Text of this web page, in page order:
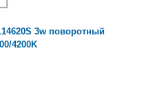
3w поворотный
4200K